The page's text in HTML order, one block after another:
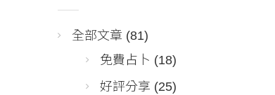
全部文章 (81)
免費占卜 (18)
好評分享 (25)